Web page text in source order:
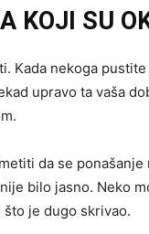
KOJI SU
Kada nekoga
upravo ta vaša
da se
bilo jasno. Neko
je dugo skrivao.